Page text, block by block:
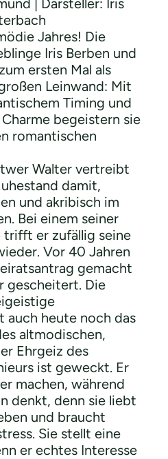
| Darsteller: Iris
Jahres! Die
Iris Berben und
ersten Mal als
Leinwand: Mit
Timing und
begeistern sie
romantischen
Walter vertreibt
damit,
und akribisch im
Bei einem seiner
trifft er zufällig seine
Vor 40 Jahren
gemacht
gescheitert. Die
auch heute noch das
altmodischen,
Ehrgeiz des
ist geweckt. Er
machen, während
denkt, denn sie liebt
und braucht
Sie stellt eine
er echtes Interesse